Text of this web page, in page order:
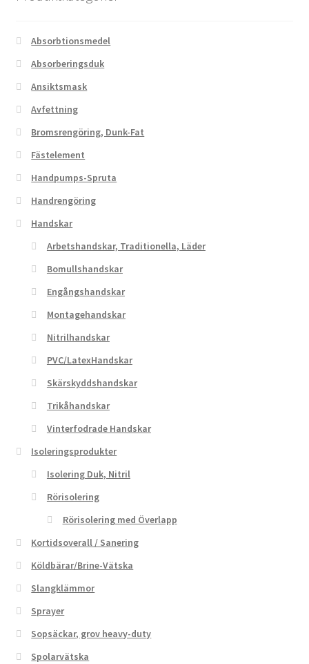
Absorbtionsmedel
Absorberingsduk
Ansiktsmask
Avfettning
Bromsrengöring, Dunk-Fat
Fästelement
Handpumps-Spruta
Handrengöring
Handskar
Arbetshandskar, Traditionella, Läder
Bomullshandskar
Engångshandskar
Montagehandskar
Nitrilhandskar
PVC/LatexHandskar
Skärskyddshandskar
Trikåhandskar
Vinterfodrade Handskar
Isoleringsprodukter
Isolering Duk, Nitril
Rörisolering
Rörisolering med Överlapp
Kortidsoverall / Sanering
Köldbärar/Brine-Vätska
Slangklämmor
Sprayer
Sopsäckar, grov heavy-duty
Spolarvätska